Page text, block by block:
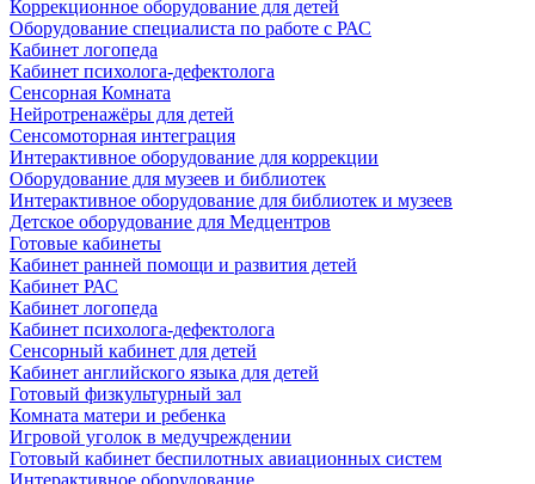
Коррекционное оборудование для детей
Оборудование специалиста по работе с РАС
Кабинет логопеда
Кабинет психолога-дефектолога
Сенсорная Комната
Нейротренажёры для детей
Сенсомоторная интеграция
Интерактивное оборудование для коррекции
Оборудование для музеев и библиотек
Интерактивное оборудование для библиотек и музеев
Детское оборудование для Медцентров
Готовые кабинеты
Кабинет ранней помощи и развития детей
Кабинет РАС
Кабинет логопеда
Кабинет психолога-дефектолога
Сенсорный кабинет для детей
Кабинет английского языка для детей
Готовый физкультурный зал
Комната матери и ребенка
Игровой уголок в медучреждении
Готовый кабинет беспилотных авиационных систем
Интерактивное оборудование